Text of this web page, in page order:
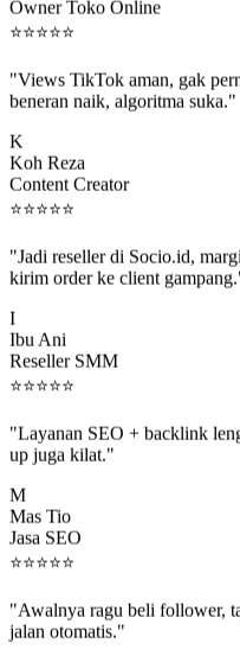
⭐⭐⭐⭐⭐
beneran naik, algoritma suka."
Koh Reza
Content Creator
⭐⭐⭐⭐⭐
kirim order ke client
Ibu Ani
Reseller SMM
⭐⭐⭐⭐⭐
up juga kilat."
Mas Tio
Jasa SEO
⭐⭐⭐⭐⭐
jalan otomatis."